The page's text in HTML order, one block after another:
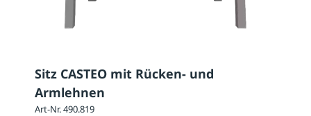
Sitz CASTEO mit Rücken- und
Armlehnen
Art-Nr. 490.819